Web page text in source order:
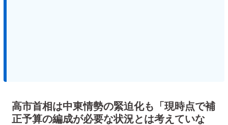
高市首相は中東情勢の緊迫化も「現時点で補
正予算の編成が必要な状況とは考えていな